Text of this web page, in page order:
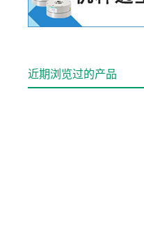
近期浏览过的产品